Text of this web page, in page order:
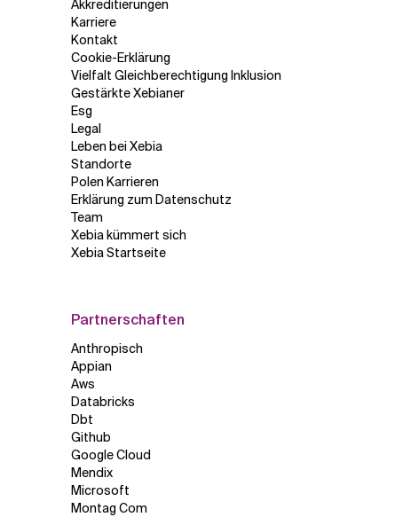
Akkreditierungen
Karriere
Kontakt
Cookie-Erklärung
Vielfalt Gleichberechtigung Inklusion
Gestärkte Xebianer
Esg
Legal
Leben bei Xebia
Standorte
Polen Karrieren
Erklärung zum Datenschutz
Team
Xebia kümmert sich
Xebia Startseite
Partnerschaften
Anthropisch
Appian
Aws
Databricks
Dbt
Github
Google Cloud
Mendix
Microsoft
Montag Com